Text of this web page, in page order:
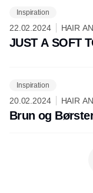
Inspiration
22.02.2024
HAIR
NORDIC
JUST A SOFT
Inspiration
20.02.2024
HAIR
NORDIC
Brun og